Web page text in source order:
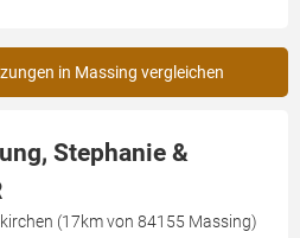
in Massing vergleichen
Stephanie &
(17km von 84155 Massing)